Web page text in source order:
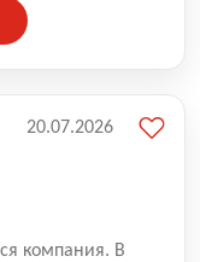
компания. В
20.07.2026